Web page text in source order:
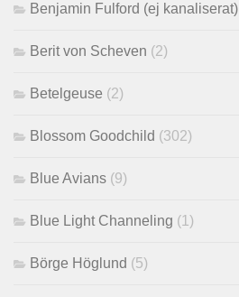
Benjamin Fulford (ej kanaliserat)
Berit von Scheven (2)
Betelgeuse (2)
Blossom Goodchild (302)
Blue Avians (9)
Blue Light Channeling (1)
Börge Höglund (5)